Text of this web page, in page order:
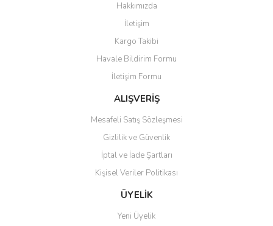
Yorum Yaz
Ürün resmi kalitesiz, bozuk veya görüntülenemiyor.
Ürün açıklamasında eksik bilgiler bulunuyor.
Ürün bilgilerinde hatalar bulunuyor.
Ürün fiyatı diğer sitelerden daha pahalı.
Bu ürüne benzer farklı alternatifler olmalı.
Gönder
Hakkımızda
İletişim
Kargo Takibi
Havale Bildirim Formu
İletişim Formu
ALIŞVERİŞ
Mesafeli Satış Sözleşmesi
Gizlilik ve Güvenlik
İptal ve İade Şartları
Kişisel Veriler Politikası
ÜYELİK
Yeni Üyelik